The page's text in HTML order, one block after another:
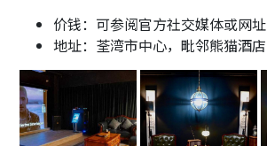
价钱：可参阅官方社交媒体或网址
地址：荃湾市中心，毗邻熊猫酒店